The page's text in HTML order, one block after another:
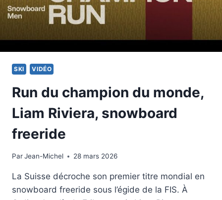
SKI VIDÉO
Run du champion du monde,
Liam Riviera, snowboard
freeride
ParJean-Michel
4 février 2026 28 mars 2026
La Suisse décroche son premier titre mondial en
snowboard freeride sous l’égide de la FIS. À